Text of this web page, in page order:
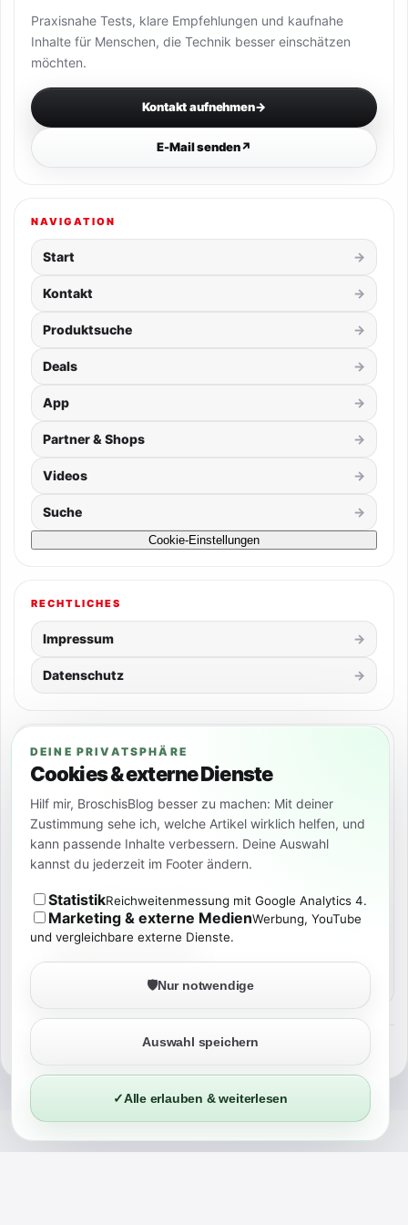
Praxisnahe Tests, klare Empfehlungen und kaufnahe
Inhalte für Menschen, die Technik besser einschätzen
möchten.
Kontakt aufnehmen→
E-Mail senden↗
NAVIGATION
Start
Kontakt
Produktsuche
Deals
App
Partner & Shops
Videos
Suche
Cookie-Einstellungen
RECHTLICHES
Impressum
Datenschutz
SOCIAL
BROSCHISBLOG FÜR ANDROID
News, Deals & Preisalarme
BROSCHISBLOG
TECH. KI. NERD-STUFF. ECHT ERLEBT.
DEINE PRIVATSPHÄRE
Cookies & externe Dienste
Hilf mir, BroschisBlog besser zu machen: Mit deiner
Zustimmung sehe ich, welche Artikel wirklich helfen, und
kann passende Inhalte verbessern. Deine Auswahl
kannst du jederzeit im Footer ändern.
StatistikReichweitenmessung mit Google Analytics 4.
Marketing & externe MedienWerbung, YouTube
und vergleichbare externe Dienste.
🛡️Nur notwendige
Auswahl speichern
✓Alle erlauben & weiterlesen